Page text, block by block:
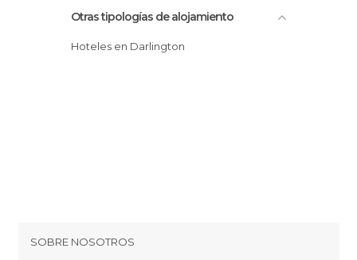
Otras tipologías de alojamiento
Hoteles en Darlington
SOBRE NOSOTROS